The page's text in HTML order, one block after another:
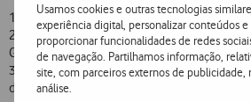
Usamos cookies e outras tecnologias
experiência digital, personalizar conteúdos
proporcionar funcionalidades de redes
de navegação. Partilhamos informação,
site, com parceiros externos de publicidade,
análise.
1.Eleição de um novo membro para o
2.Eleição dos membros do Conselho Geral e
Geral de Accionistas para o triénio 1999 
3.Determinação da remuneração dos
da presidência da Reunião Geral de